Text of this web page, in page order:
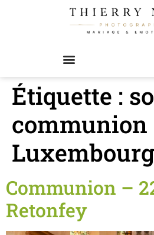
Étiquette :
communion
Luxembourg
Communion –
Retonfey